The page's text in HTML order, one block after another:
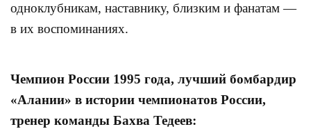
одноклубникам, наставнику, близким и фанатам —
в их воспоминаниях.
Чемпион России 1995 года, лучший бомбардир
«Алании» в истории чемпионатов России,
тренер команды Бахва Тедеев: